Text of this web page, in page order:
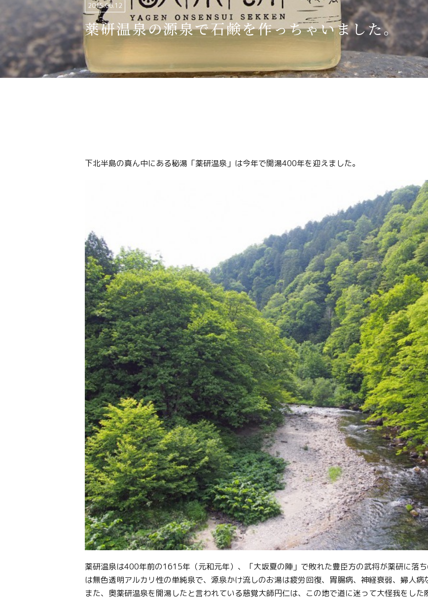
MICE・教育・観光事業者の皆様へ
薬研温泉の源泉で石鹸を作っちゃいました。
2015.06.12
下北半島の真ん中にある秘湯「薬研温泉」は今年で開湯400年を迎えました。
薬研温泉は400年前の1615年（元和元年）、「大坂夏の陣」で敗れた豊臣方の武将が薬研に落
は無色透明アルカリ性の単純泉で、源泉かけ流しのお湯は疲労回復、胃腸病、神経衰弱、婦人病
また、奥薬研温泉を開湯したと言われている慈覚大師円仁は、この地で道に迷って大怪我をし